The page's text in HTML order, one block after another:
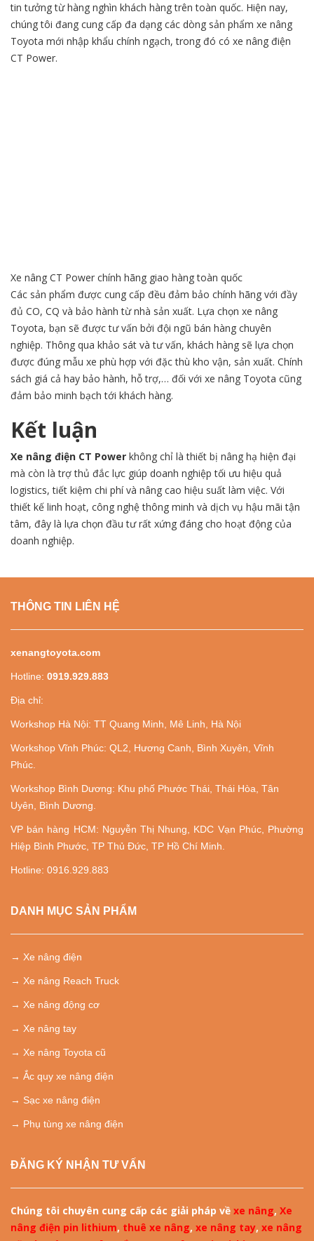
tin tưởng từ hàng nghìn khách hàng trên toàn quốc. Hiện nay,
chúng tôi đang cung cấp đa dạng các dòng sản phẩm xe nâng
Toyota mới nhập khẩu chính ngạch, trong đó có xe nâng điện
CT Power.
Xe nâng CT Power chính hãng giao hàng toàn quốc
Các sản phẩm được cung cấp đều đảm bảo chính hãng với đầy
đủ CO, CQ và bảo hành từ nhà sản xuất. Lựa chọn xe nâng
Toyota, bạn sẽ được tư vấn bởi đội ngũ bán hàng chuyên
nghiệp. Thông qua khảo sát và tư vấn, khách hàng sẽ lựa chọn
được đúng mẫu xe phù hợp với đặc thù kho vận, sản xuất. Chính
sách giá cả hay bảo hành, hỗ trợ,… đối với xe nâng Toyota cũng
đảm bảo minh bạch tới khách hàng.
Kết luận
Xe nâng điện CT Power không chỉ là thiết bị nâng hạ hiện đại
mà còn là trợ thủ đắc lực giúp doanh nghiệp tối ưu hiệu quả
logistics, tiết kiệm chi phí và nâng cao hiệu suất làm việc. Với
thiết kế linh hoạt, công nghệ thông minh và dịch vụ hậu mãi tận
tâm, đây là lựa chọn đầu tư rất xứng đáng cho hoạt động của
doanh nghiệp.
THÔNG TIN LIÊN HỆ
xenangtoyota.com
Hotline: 0919.929.883
Địa chỉ:
Workshop Hà Nội: TT Quang Minh, Mê Linh, Hà Nội
Workshop Vĩnh Phúc: QL2, Hương Canh, Bình Xuyên, Vĩnh
Phúc.
Workshop Bình Dương: Khu phố Phước Thái, Thái Hòa, Tân
Uyên, Bình Dương.
VP bán hàng HCM: Nguyễn Thị Nhung, KDC Vạn Phúc, Phường
Hiệp Bình Phước, TP Thủ Đức, TP Hồ Chí Minh.
Hotline: 0916.929.883
DANH MỤC SẢN PHẨM
→ Xe nâng điện
→ Xe nâng Reach Truck
→ Xe nâng động cơ
→ Xe nâng tay
→ Xe nâng Toyota cũ
→ Ắc quy xe nâng điện
→ Sạc xe nâng điện
→ Phụ tùng xe nâng điện
ĐĂNG KÝ NHẬN TƯ VẤN
Chúng tôi chuyên cung cấp các giải pháp về xe nâng, Xe
nâng điện pin lithium, thuê xe nâng, xe nâng tay, xe nâng